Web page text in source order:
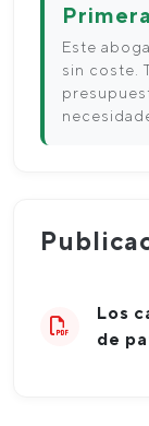
Este
sin coste.
Los
de